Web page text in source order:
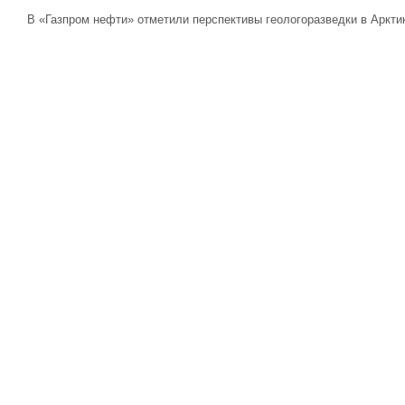
В «Газпром нефти» отметили перспективы геологоразведки в